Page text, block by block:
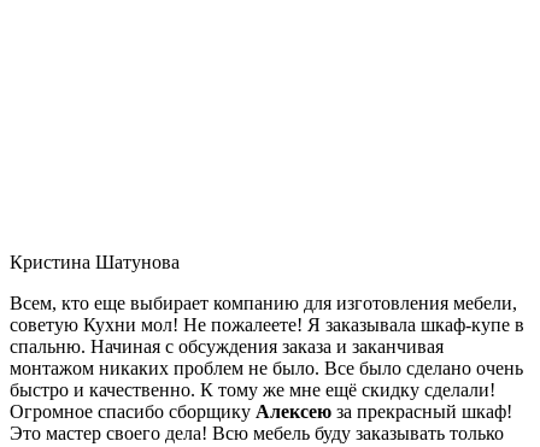
Кристина Шатунова
Всем, кто еще выбирает компанию для изготовления мебели,
советую Кухни мол! Не пожалеете! Я заказывала шкаф-купе в
спальню. Начиная с обсуждения заказа и заканчивая
монтажом никаких проблем не было. Все было сделано очень
быстро и качественно. К тому же мне ещё скидку сделали!
Огромное спасибо сборщику Алексею за прекрасный шкаф!
Это мастер своего дела! Всю мебель буду заказывать только